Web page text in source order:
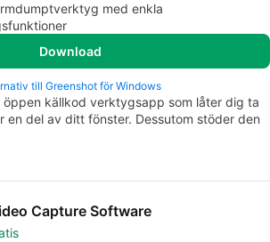
med enkla
Download
till Greenshot för Windows
öppen källkod verktygsapp som låter dig ta
en del av ditt fönster. Dessutom stöder den
Capture Software